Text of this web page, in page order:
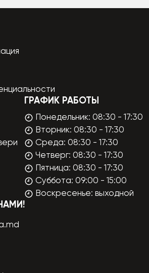
ГРАФИК РАБОТЫ
Понедельник: 08:30 - 17:30
Вторник: 08:30 - 17:30
Среда: 08:30 - 17:30
Четверг: 08:30 - 17:30
Пятница: 08:30 - 17:30
Суббота: 09:00 - 15:00
Воскресенье: выходной